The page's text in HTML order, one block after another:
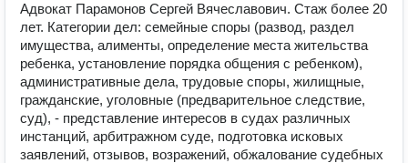
Адвокат Парамонов Сергей Вячеславович. Стаж более 20
лет. Категории дел: семейные споры (развод, раздел
имущества, алименты, определение места жительства
ребенка, установление порядка общения с ребенком),
административные дела, трудовые споры, жилищные,
гражданские, уголовные (предварительное следствие,
суд), - представление интересов в судах различных
инстанций, арбитражном суде, подготовка исковых
заявлений, отзывов, возражений, обжалование судебных